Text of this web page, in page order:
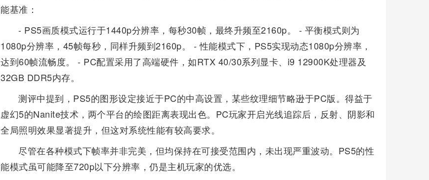
能基准：
- PS5画质模式运行于1440p分辨率，每秒30帧，最终升频至2160p。 - 平衡模式则为
1080p分辨率，45帧每秒，同样升频到2160p。 - 性能模式下，PS5实现动态1080p分辨率，
达到60帧流畅度。 - PC配置采用了高端硬件，如RTX 40/30系列显卡、i9 12900K处理器及
32GB DDR5内存。
测评中提到，PS5的图形设定接近于PC的中高设置，某些纹理细节略逊于PC版。得益于
虚幻5的Nanite技术，两个平台的绘图距离表现出色。PC玩家开启光线追踪后，反射、阴影和
全局照明效果显著提升，但这对系统性能有较高要求。
尽管在各种模式下帧率并非完美，但均保持在可接受范围内，未出现严重波动。PS5的性
能模式虽可能降至720p以下分辨率，仍是主机玩家的优选。